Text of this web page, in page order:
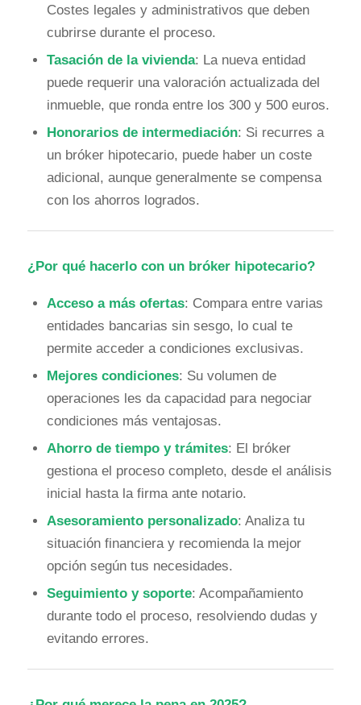
Costes legales y administrativos que deben
cubrirse durante el proceso.
Tasación de la vivienda: La nueva entidad
puede requerir una valoración actualizada del
inmueble, que ronda entre los 300 y 500 euros.
Honorarios de intermediación: Si recurres a
un bróker hipotecario, puede haber un coste
adicional, aunque generalmente se compensa
con los ahorros logrados.
¿Por qué hacerlo con un bróker hipotecario?
Acceso a más ofertas: Compara entre varias
entidades bancarias sin sesgo, lo cual te
permite acceder a condiciones exclusivas.
Mejores condiciones: Su volumen de
operaciones les da capacidad para negociar
condiciones más ventajosas.
Ahorro de tiempo y trámites: El bróker
gestiona el proceso completo, desde el análisis
inicial hasta la firma ante notario.
Asesoramiento personalizado: Analiza tu
situación financiera y recomienda la mejor
opción según tus necesidades.
Seguimiento y soporte: Acompañamiento
durante todo el proceso, resolviendo dudas y
evitando errores.